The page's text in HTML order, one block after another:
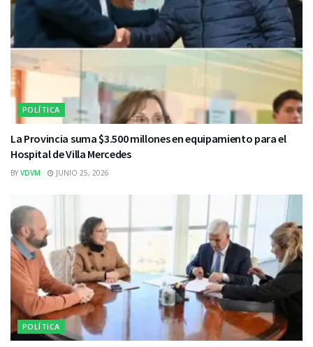
POLÍTICA
La Provincia suma $3.500 millones en equipamiento para el
Hospital de Villa Mercedes
BY VDVM JUNIO 25, 2026
POLÍTICA